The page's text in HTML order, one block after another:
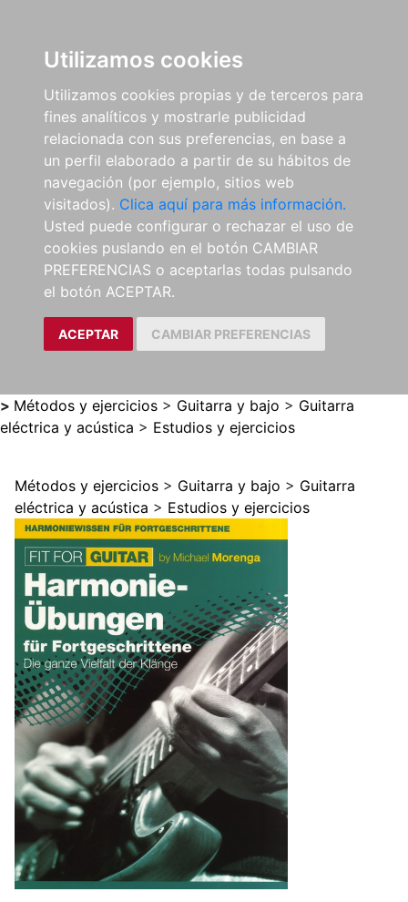
Utilizamos cookies
Utilizamos cookies propias y de terceros para
fines analíticos y mostrarle publicidad
relacionada con sus preferencias, en base a
un perfil elaborado a partir de su hábitos de
navegación (por ejemplo, sitios web
visitados). Clica aquí para más información.
Usted puede configurar o rechazar el uso de
cookies puslando en el botón CAMBIAR
PREFERENCIAS o aceptarlas todas pulsando
el botón ACEPTAR.
ACEPTAR CAMBIAR PREFERENCIAS
> Métodos y ejercicios > Guitarra y bajo > Guitarra
eléctrica y acústica > Estudios y ejercicios
Métodos y ejercicios > Guitarra y bajo > Guitarra
eléctrica y acústica > Estudios y ejercicios